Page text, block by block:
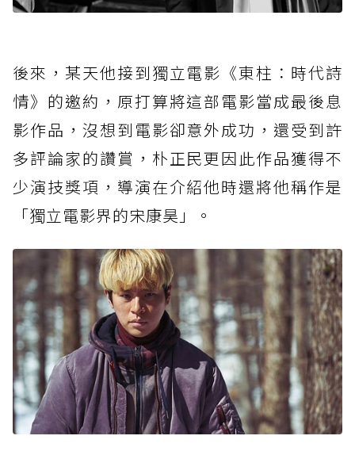
後來，某天他接到獨立電影《東柱：時代詩
情》的邀約，原打算將這部電影當成最後息
影作品，沒想到電影卻意外成功，還受到許
多評論家的讚賞，朴正民更因此作品獲得不
少演技獎項，導演在介紹他時還將他稱作是
「獨立電影界的宋康昊」。